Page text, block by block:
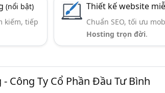
(nổi bật)
kiếm, tiếp
Thiết kế website
Chuẩn SEO, tối ưu
Hosting trọn đời.
Công Ty Cổ Phần Đầu Tư Bình